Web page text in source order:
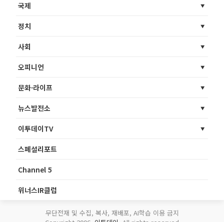
국제
정치
사회
오피니언
문화·라이프
뉴스발전소
이투데이TV
스페셜리포트
Channel 5
위너스IR클럽
무단전재 및 수집, 복사, 재배포, AI학습 이용 금지